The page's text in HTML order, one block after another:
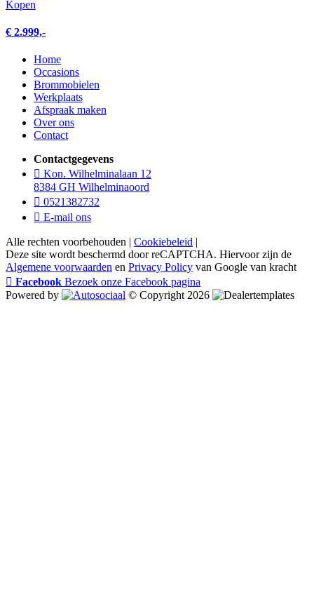
Kopen
€ 2.999,-
Home
Occasions
Brommobielen
Werkplaats
Afspraak maken
Over ons
Contact
Contactgegevens
Kon. Wilhelminalaan 12
8384 GH Wilhelminaoord
0521382732
E-mail ons
Alle rechten voorbehouden | Cookiebeleid |
Deze site wordt beschermd door reCAPTCHA. Hiervoor zijn de
Algemene voorwaarden en Privacy Policy van Google van kracht
Facebook Bezoek onze Facebook pagina
Powered by
© Copyright 2026